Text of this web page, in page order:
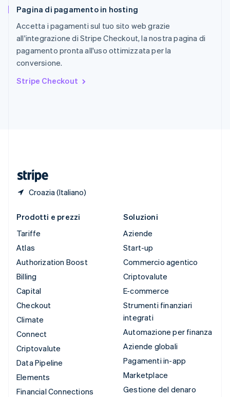
Pagina di pagamento in hosting
Accetta i pagamenti sul tuo sito web grazie
all'integrazione di Stripe Checkout, la nostra pagina di
pagamento pronta all'uso ottimizzata per la
conversione.
Stripe Checkout
Croazia (Italiano)
Slovacchia
English
Slovenia
EnglishItaliano
Spagna
EspañolEnglish
EnglishEspañol 简体中文
Prodotti e prezzi
Tariffe
Atlas
Authorization Boost
Billing
Capital
Checkout
Climate
Connect
Criptovalute
Data Pipeline
Elements
Financial Connections
Soluzioni
Aziende
Start-up
Commercio agentico
Criptovalute
E-commerce
Strumenti finanziari
integrati
Automazione per finanza
Aziende globali
Pagamenti in-app
Marketplace
Gestione del denaro